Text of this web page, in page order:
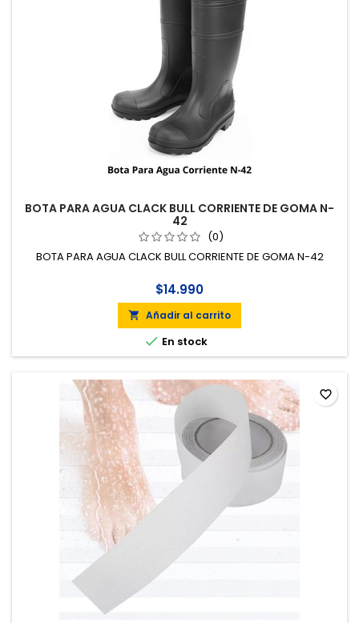
BOTA PARA AGUA CLACK BULL CORRIENTE DE GOMA N-
42
(0)
BOTA PARA AGUA CLACK BULL CORRIENTE DE GOMA N-42
$14.990
 Añadir al carrito
 En stock
favorite_border